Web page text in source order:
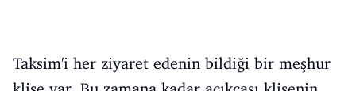
Taksim'i her ziyaret edenin bildiği bir meşhur